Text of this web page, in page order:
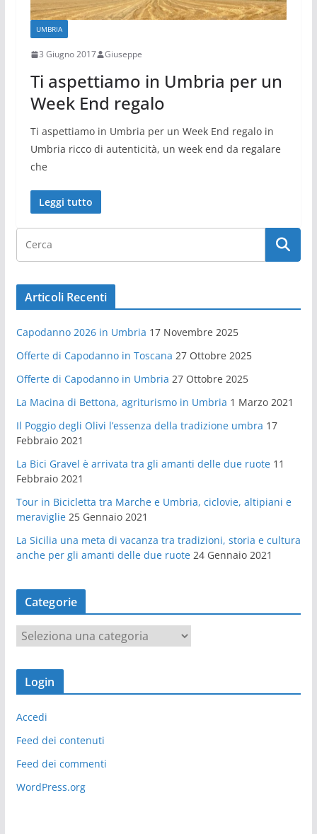
UMBRIA
3 Giugno 2017 Giuseppe
Ti aspettiamo in Umbria per un
Week End regalo
Ti aspettiamo in Umbria per un Week End regalo in
Umbria ricco di autenticità, un week end da regalare
che
Leggi tutto
Articoli Recenti
Capodanno 2026 in Umbria 17 Novembre 2025
Offerte di Capodanno in Toscana 27 Ottobre 2025
Offerte di Capodanno in Umbria 27 Ottobre 2025
La Macina di Bettona, agriturismo in Umbria 1 Marzo 2021
Il Poggio degli Olivi l’essenza della tradizione umbra 17
Febbraio 2021
La Bici Gravel è arrivata tra gli amanti delle due ruote 11
Febbraio 2021
Tour in Bicicletta tra Marche e Umbria, ciclovie, altipiani e
meraviglie 25 Gennaio 2021
La Sicilia una meta di vacanza tra tradizioni, storia e cultura
anche per gli amanti delle due ruote 24 Gennaio 2021
Categorie
a
t
o
r
i
Login
Accedi
Feed dei contenuti
Feed dei commenti
WordPress.org